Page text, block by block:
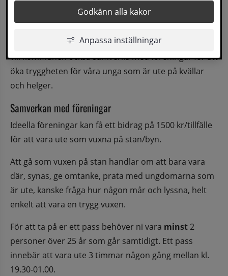
Godkänn alla kakor
Anpassa inställningar
vanligt förväntas vara ute.
unga människor som rör sig ute på helgkvällar. Därför
vill kommunen också samverka med föreningar för att
öka tryggheten för våra unga som är ute på kvällar
och helger.
Samverkan med föreningar
Ideella föreningar kan få ett bidrag på 1500 kr/tillfälle
för att vara ute som vuxna på stan/byn.
Att gå som vuxen på stan handlar om att bara vara
där, synas, ge omtanke, prata med ungdomarna som
är ute, kanske fråga hur någon mår och lyssna, helt
enkelt att vara en trygg vuxen.
För att ta på er ett pass behöver ni vara minst 2
personer över 25 år som går samtidigt. Ett pass
innebär att vara ute 3 timmar någon gång mellan kl.
19.30-01.00.